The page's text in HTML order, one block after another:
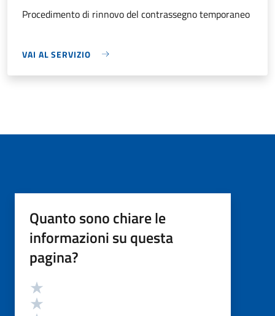
Procedimento di rinnovo del contrassegno temporaneo
VAI AL SERVIZIO
Quanto sono chiare le
informazioni su questa
pagina?
Valutazione